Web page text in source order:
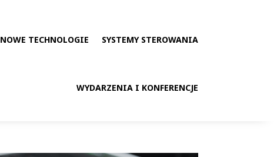
NOWE TECHNOLOGIE SYSTEMY STEROWANIA
WYDARZENIA I KONFERENCJE